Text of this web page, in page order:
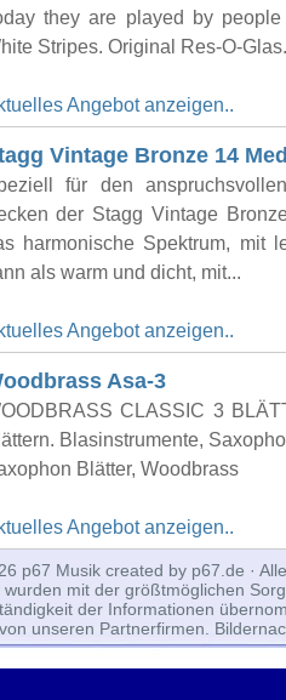
they are played by
Stripes. Original Res-O-
Angebot anzeigen..
Vintage Bronze 14
für den
der Stagg Vintage
harmonische Spektrum, mit
als warm und dicht, mit...
Angebot anzeigen..
Asa-3
CLASSIC 3
Blasinstrumente,
Blätter, Woodbrass
Angebot anzeigen..
p67 Musik created by p67.de ·
mit der größtmöglichen
der Informationen
von unseren Partnerfirmen.